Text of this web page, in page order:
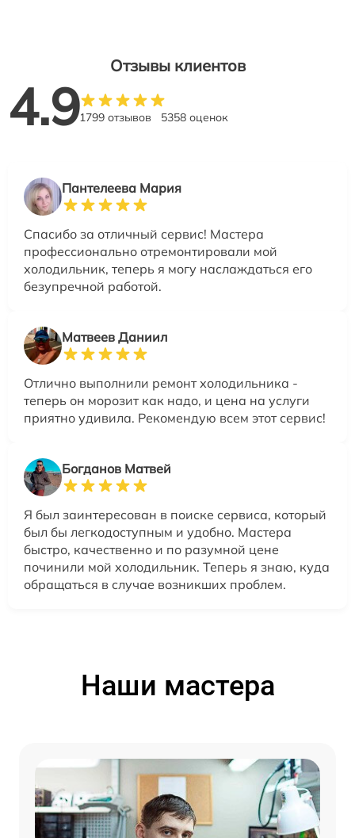
Отзывы клиентов
4.91799 отзывов 5358 оценок
Пантелеева Мария
Спасибо за отличный сервис! Мастера
профессионально отремонтировали мой
холодильник, теперь я могу наслаждаться его
безупречной работой.
Матвеев Даниил
Отлично выполнили ремонт холодильника -
теперь он морозит как надо, и цена на услуги
приятно удивила. Рекомендую всем этот сервис!
Богданов Матвей
Я был заинтересован в поиске сервиса, который
был бы легкодоступным и удобно. Мастера
быстро, качественно и по разумной цене
починили мой холодильник. Теперь я знаю, куда
обращаться в случае возникших проблем.
Наши мастера